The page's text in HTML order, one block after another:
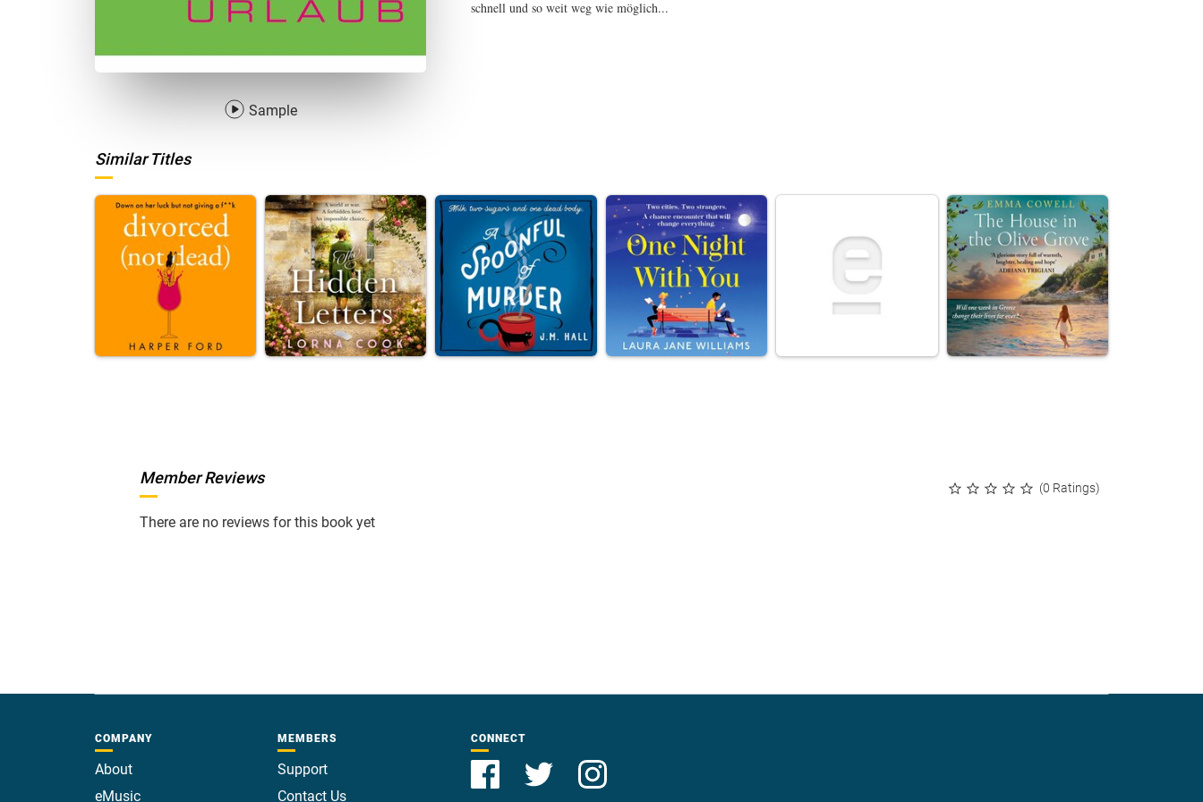
Sample
schnell und so weit weg wie möglich...
Similar Titles
(0 Ratings)
Member Reviews
There are no reviews for this book yet
COMPANY
About
eMusic
MEMBERS
Support
Contact Us
CONNECT